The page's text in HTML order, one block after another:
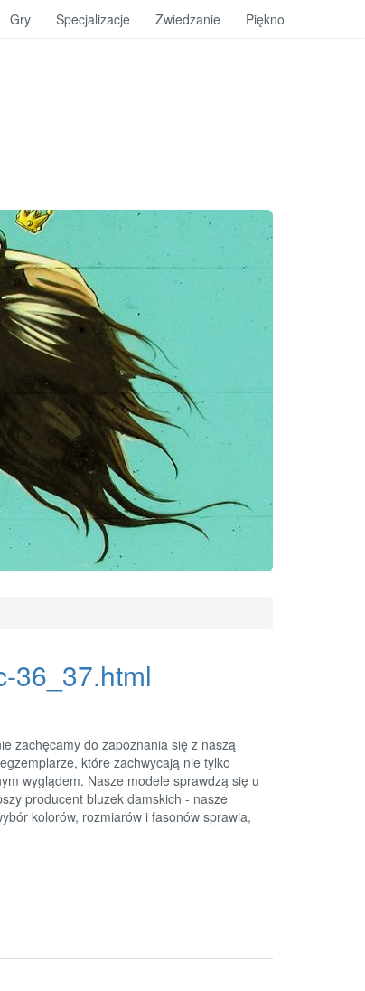
36_37.html
zachęcamy do zapoznania się z naszą
które zachwycają nie tylko
wyglądem. Nasze modele sprawdzą się u
producent bluzek damskich - nasze
kolorów, rozmiarów i fasonów sprawia,
Gry Specjalizacje Zwiedzanie Piękno